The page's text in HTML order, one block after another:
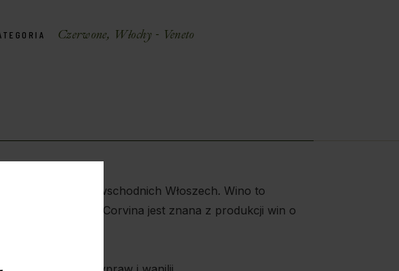
Czerwone, Włochy - Veneto
w północno-wschodnich Włoszech. Wino to
wina Amarone. Corvina jest znana z produkcji win o